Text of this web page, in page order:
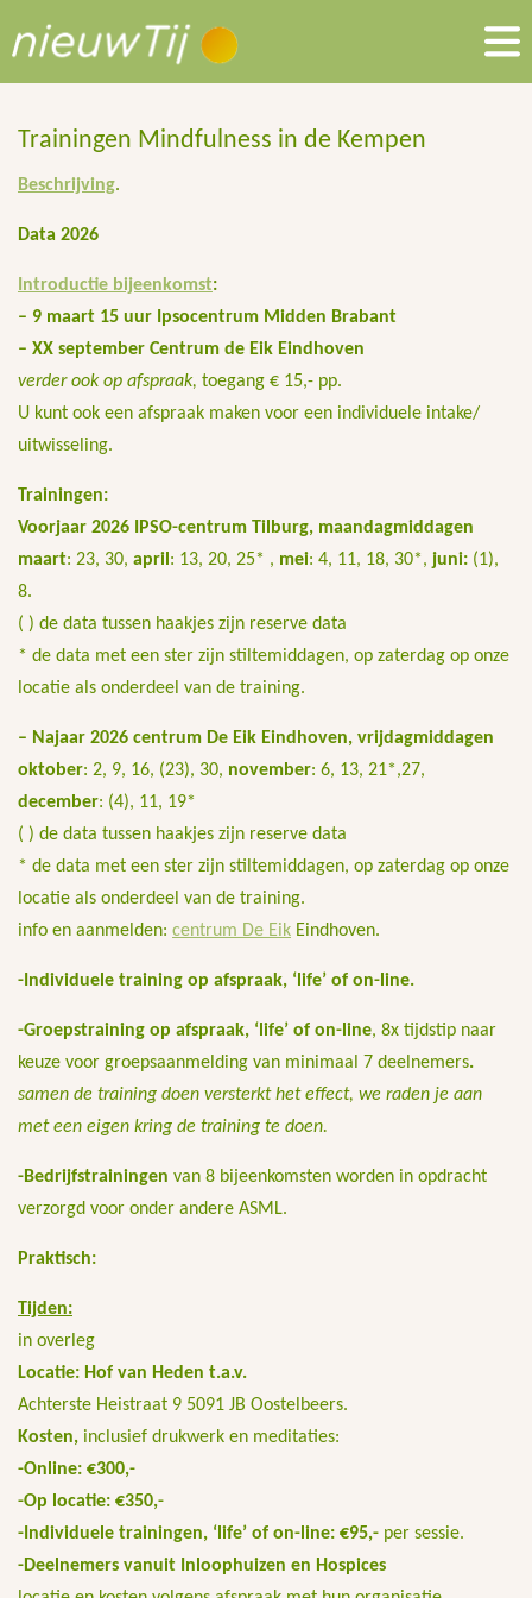
Trainingen Mindfulness in de Kempen
Beschrijving.
Data 2026
Introductie bijeenkomst:
– 9 maart 15 uur Ipsocentrum Midden Brabant
– XX september Centrum de Eik Eindhoven
verder ook op afspraak, toegang € 15,- pp.
U kunt ook een afspraak maken voor een individuele intake/
uitwisseling.
Trainingen:
Voorjaar 2026 IPSO-centrum Tilburg, maandagmiddagen
maart: 23, 30, april : 13, 20, 25* , mei: 4, 11, 18, 30*, juni: (1),
8.
( ) de data tussen haakjes zijn reserve data
* de data met een ster zijn stiltemiddagen, op zaterdag op onze
locatie als onderdeel van de training.
– Najaar 2026 centrum De Eik Eindhoven, vrijdagmiddagen
oktober: 2, 9, 16, (23), 30, november: 6, 13, 21*,27,
december: (4), 11, 19*
( ) de data tussen haakjes zijn reserve data
* de data met een ster zijn stiltemiddagen, op zaterdag op onze
locatie als onderdeel van de training.
info en aanmelden: centrum De Eik Eindhoven.
-Individuele training op afspraak, ‘life’ of on-line.
-Groepstraining op afspraak, ‘life’ of on-line, 8x tijdstip naar
keuze voor groepsaanmelding van minimaal 7 deelnemers.
samen de training doen versterkt het effect, we raden je aan
met een eigen kring de training te doen.
-Bedrijfstrainingen van 8 bijeenkomsten worden in opdracht
verzorgd voor onder andere ASML.
Praktisch:
Tijden:
in overleg
Locatie: Hof van Heden t.a.v.
Achterste Heistraat 9 5091 JB Oostelbeers.
Kosten, inclusief drukwerk en meditaties:
-Online: €300,-
-Op locatie: €350,-
-Individuele trainingen, ‘life’ of on-line: €95,- per sessie.
-Deelnemers vanuit Inloophuizen en Hospices